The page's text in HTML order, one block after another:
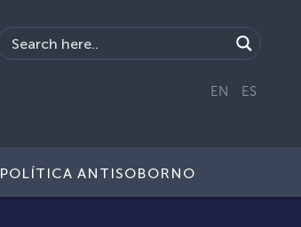
EN ES
POLÍTICA ANTISOBORNO